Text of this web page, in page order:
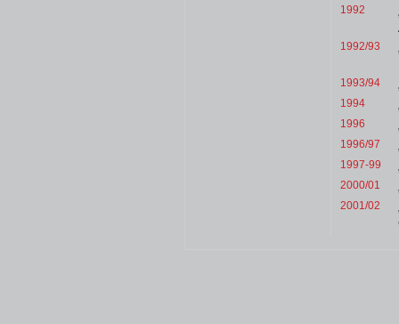
1992
1992/93
1993/94
1994
1996
1996/97
1997-99
2000/01
2001/02